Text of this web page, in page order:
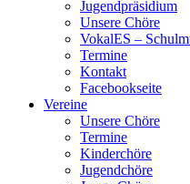
Jugendpräsidium
Unsere Chöre
VokalES –
Termine
Kontakt
Facebookseite
Vereine
Unsere Chöre
Termine
Kinderchöre
Jugendchöre